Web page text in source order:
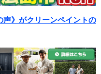
声》がクリーンペイントの